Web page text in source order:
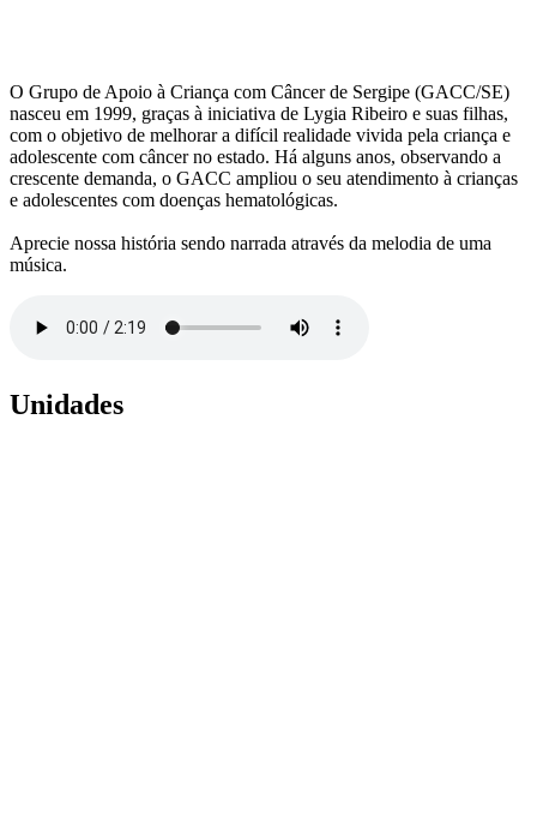
O Grupo de Apoio à Criança com Câncer de Sergipe (GACC/SE)
nasceu em 1999, graças à iniciativa de Lygia Ribeiro e suas filhas,
com o objetivo de melhorar a difícil realidade vivida pela criança e
adolescente com câncer no estado. Há alguns anos, observando a
crescente demanda, o GACC ampliou o seu atendimento à crianças
e adolescentes com doenças hematológicas.
Aprecie nossa história sendo narrada através da melodia de uma
música.
Unidades